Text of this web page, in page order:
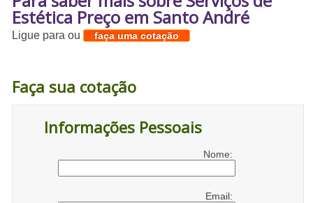
Estética Preço em Santo André
Ligue paraou faça uma cotação
Faça sua cotação
Informações Pessoais
Nome:
Email: